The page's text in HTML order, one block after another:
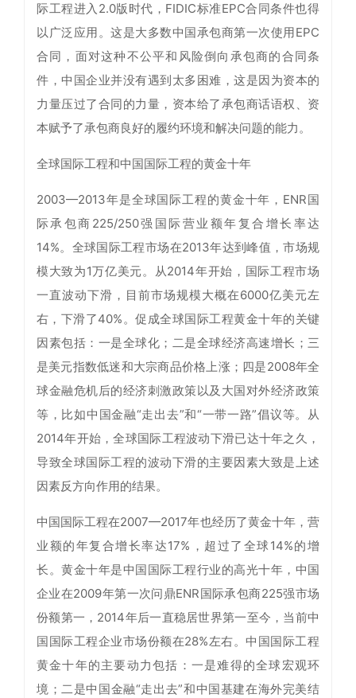
际工程进入2.0版时代，FIDIC标准EPC合同条件也得
以广泛应用。这是大多数中国承包商第一次使用EPC
合同，面对这种不公平和风险倒向承包商的合同条
件，中国企业并没有遇到太多困难，这是因为资本的
力量压过了合同的力量，资本给了承包商话语权、资
本赋予了承包商良好的履约环境和解决问题的能力。
全球国际工程和中国国际工程的黄金十年
2003—2013年是全球国际工程的黄金十年，ENR国
际承包商225/250强国际营业额年复合增长率达
14%。全球国际工程市场在2013年达到峰值，市场规
模大致为1万亿美元。从2014年开始，国际工程市场
一直波动下滑，目前市场规模大概在6000亿美元左
右，下滑了40%。促成全球国际工程黄金十年的关键
因素包括：一是全球化；二是全球经济高速增长；三
是美元指数低迷和大宗商品价格上涨；四是2008年全
球金融危机后的经济刺激政策以及大国对外经济政策
等，比如中国金融“走出去”和“一带一路”倡议等。从
2014年开始，全球国际工程波动下滑已达十年之久，
导致全球国际工程的波动下滑的主要因素大致是上述
因素反方向作用的结果。
中国国际工程在2007—2017年也经历了黄金十年，营
业额的年复合增长率达17%，超过了全球14%的增
长。黄金十年是中国国际工程行业的高光十年，中国
企业在2009年第一次问鼎ENR国际承包商225强市场
份额第一，2014年后一直稳居世界第一至今，当前中
国国际工程企业市场份额在28%左右。中国国际工程
黄金十年的主要动力包括：一是难得的全球宏观环
境；二是中国金融“走出去”和中国基建在海外完美结